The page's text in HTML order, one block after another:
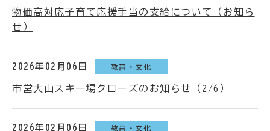
物価高対応子育て応援手当の支給について（お知ら
せ）
2026年02月06日 教育・文化
市営大山スキー場クローズのお知らせ（2/6）
2026年02月06日 教育・文化